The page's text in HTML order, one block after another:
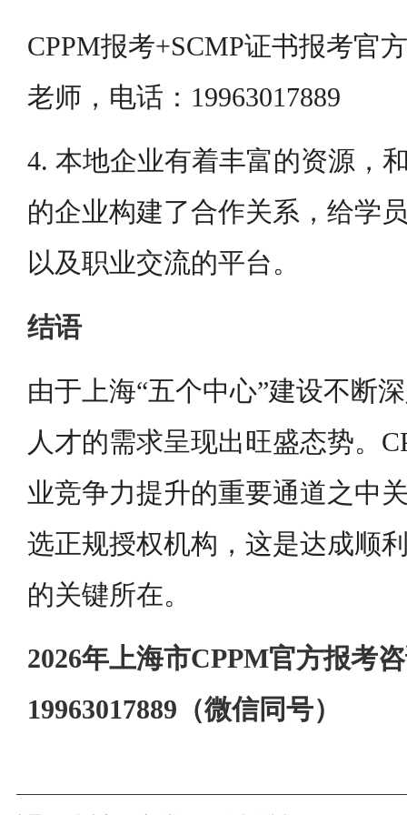
CPPM报考+SCMP证书报考官
老师，电话：19963017889
4. 本地企业有着丰富的资源，
的企业构建了合作关系，给学
以及职业交流的平台。
结语
由于上海“五个中心”建设不断
人才的需求呈现出旺盛态势。
业竞争力提升的重要通道之中
选正规授权机构，这是达成顺
的关键所在。
2026年上海市CPPM官方报考
19963017889（微信同号）